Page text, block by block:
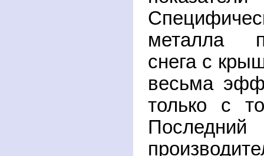
металла
снега с
весьма
только с